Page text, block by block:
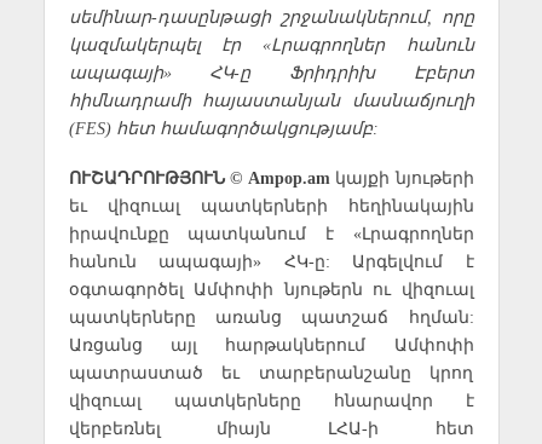
սեմինար-դասընթացի շրջանակներում, որը
կազմակերպել էր «Լրագրողներ հանուն
ապագայի» ՀԿ-ը Ֆրիդրիխ Էբերտ
հիմնադրամի հայաստանյան մասնաճյուղի
(FES) հետ համագործակցությամբ:
ՈՒՇԱԴՐՈՒԹՅՈՒՆ © Ampop.am կայքի նյութերի
եւ վիզուալ պատկերների հեղինակային
իրավունքը պատկանում է «Լրագրողներ
հանուն ապագայի» ՀԿ-ը: Արգելվում է
օգտագործել Ամփոփի նյութերն ու վիզուալ
պատկերները առանց պատշաճ հղման:
Առցանց այլ հարթակներում Ամփոփի
պատրաստած եւ տարբերանշանը կրող
վիզուալ պատկերները հնարավոր է
վերբեռնել միայն ԼՀԱ-ի հետ